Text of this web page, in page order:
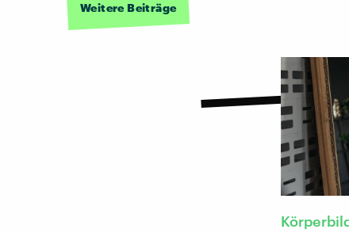
Weitere Beiträge